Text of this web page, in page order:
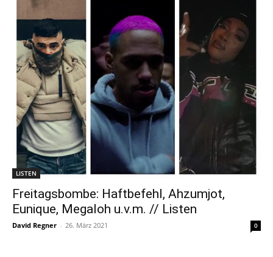
LISTEN
Freitagsbombe: Haftbefehl, Ahzumjot,
Eunique, Megaloh u.v.m. // Listen
David Regner - 26. März 2021 0